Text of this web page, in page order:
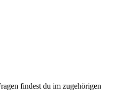
findest du im zugehörigen